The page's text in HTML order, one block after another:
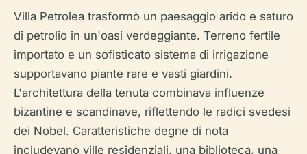
Villa Petrolea trasformò un paesaggio arido e saturo
di petrolio in un'oasi verdeggiante. Terreno fertile
importato e un sofisticato sistema di irrigazione
supportavano piante rare e vasti giardini.
L'architettura della tenuta combinava influenze
bizantine e scandinave, riflettendo le radici svedesi
dei Nobel. Caratteristiche degne di nota
includevano ville residenziali, una biblioteca, una